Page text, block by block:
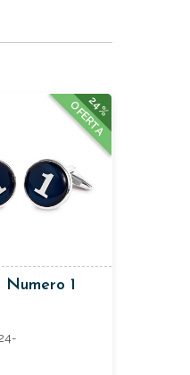
24%
OFERTA
Numero 1